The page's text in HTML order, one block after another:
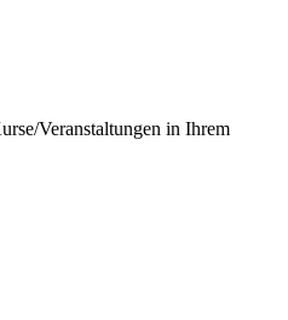
Veranstaltungen in Ihrem